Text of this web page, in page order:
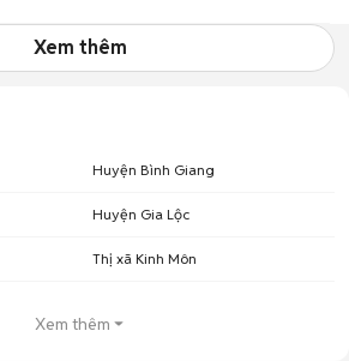
Xem thêm
Huyện Bình Giang
Huyện Gia Lộc
Thị xã Kinh Môn
Xem thêm